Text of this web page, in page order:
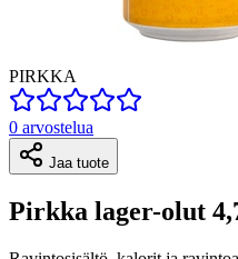
PIRKKA
0 arvostelua
Jaa tuote
Pirkka lager-olut